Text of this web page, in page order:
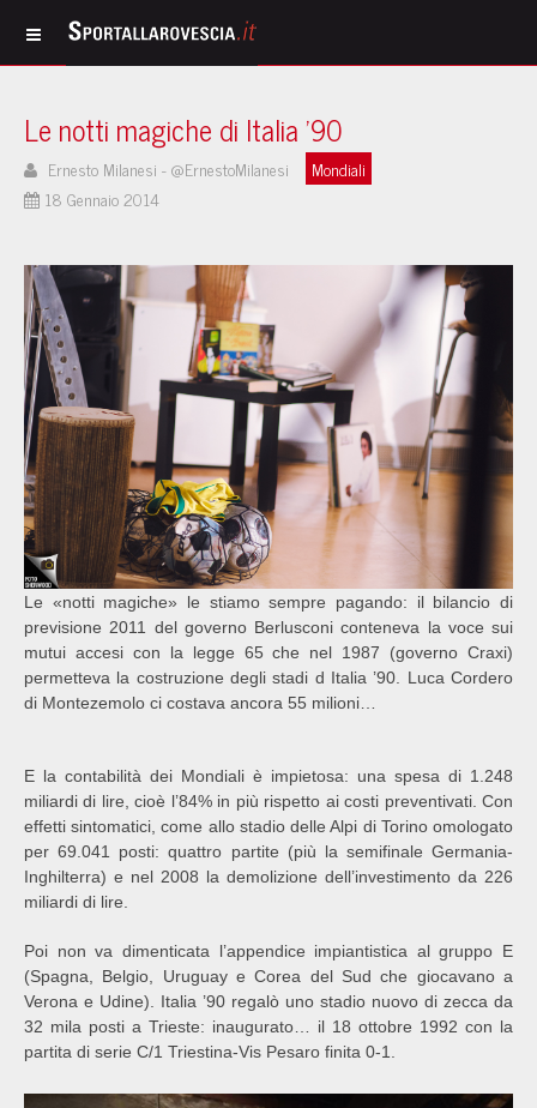
Le notti magiche di Italia '90
Ernesto Milanesi - @ErnestoMilanesi
Mondiali
18 Gennaio 2014
Le «notti magiche» le stiamo sempre pagando: il bilancio di
previsione 2011 del governo Berlusconi conteneva la voce sui
mutui accesi con la legge 65 che nel 1987 (governo Craxi)
permetteva la costruzione degli stadi d Italia ’90. Luca Cordero
di Montezemolo ci costava ancora 55 milioni…
E la contabilità dei Mondiali è impietosa: una spesa di 1.248
miliardi di lire, cioè l’84% in più rispetto ai costi preventivati. Con
effetti sintomatici, come allo stadio delle Alpi di Torino omologato
per 69.041 posti: quattro partite (più la semifinale Germania-
Inghilterra) e nel 2008 la demolizione dell’investimento da 226
miliardi di lire.
Poi non va dimenticata l’appendice impiantistica al gruppo E
(Spagna, Belgio, Uruguay e Corea del Sud che giocavano a
Verona e Udine). Italia ’90 regalò uno stadio nuovo di zecca da
32 mila posti a Trieste: inaugurato… il 18 ottobre 1992 con la
partita di serie C/1 Triestina-Vis Pesaro finita 0-1.